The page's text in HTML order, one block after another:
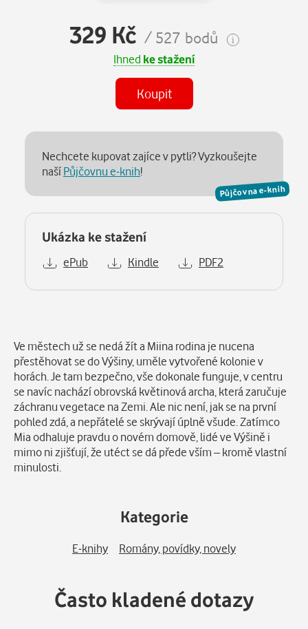
329 Kč / 527 bodů
Ihned ke stažení
Koupit
Půjčovna e-knih
Nechcete kupovat zajíce v pytli? Vyzkoušejte
našíPůjčovnu e-knih!
Ukázka ke stažení
ePub Kindle PDF2
Ve městech už se nedá žít a Miina rodina je nucena
přestěhovat se do Výšiny, uměle vytvořené kolonie v
horách. Je tam bezpečno, vše dokonale funguje, v centru
se navíc nachází obrovská květinová archa, která zaručuje
záchranu vegetace na Zemi. Ale nic není, jak se na první
pohled zdá, a nepřátelé se skrývají úplně všude. Zatímco
Mia odhaluje pravdu o novém domově, lidé ve Výšině i
mimo ni zjišťují, že utéct se dá přede vším – kromě vlastní
minulosti.
Kategorie
E-knihy Romány, povídky, novely
Často kladené dotazy